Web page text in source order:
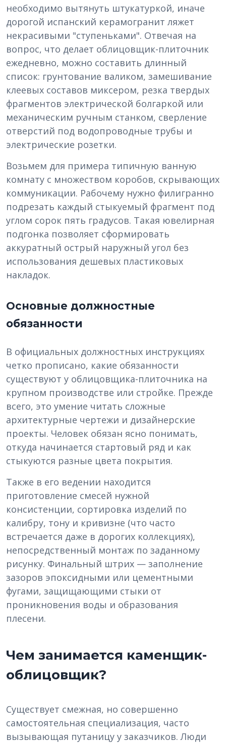
необходимо вытянуть штукатуркой, иначе
дорогой испанский керамогранит ляжет
некрасивыми "ступеньками". Отвечая на
вопрос, что делает облицовщик-плиточник
ежедневно, можно составить длинный
список: грунтование валиком, замешивание
клеевых составов миксером, резка твердых
фрагментов электрической болгаркой или
механическим ручным станком, сверление
отверстий под водопроводные трубы и
электрические розетки.
Возьмем для примера типичную ванную
комнату с множеством коробов, скрывающих
коммуникации. Рабочему нужно филигранно
подрезать каждый стыкуемый фрагмент под
углом сорок пять градусов. Такая ювелирная
подгонка позволяет сформировать
аккуратный острый наружный угол без
использования дешевых пластиковых
накладок.
Основные должностные
обязанности
В официальных должностных инструкциях
четко прописано, какие обязанности
существуют у облицовщика-плиточника на
крупном производстве или стройке. Прежде
всего, это умение читать сложные
архитектурные чертежи и дизайнерские
проекты. Человек обязан ясно понимать,
откуда начинается стартовый ряд и как
стыкуются разные цвета покрытия.
Также в его ведении находится
приготовление смесей нужной
консистенции, сортировка изделий по
калибру, тону и кривизне (что часто
встречается даже в дорогих коллекциях),
непосредственный монтаж по заданному
рисунку. Финальный штрих — заполнение
зазоров эпоксидными или цементными
фугами, защищающими стыки от
проникновения воды и образования
плесени.
Чем занимается каменщик-
облицовщик?
Существует смежная, но совершенно
самостоятельная специализация, часто
вызывающая путаницу у заказчиков. Люди